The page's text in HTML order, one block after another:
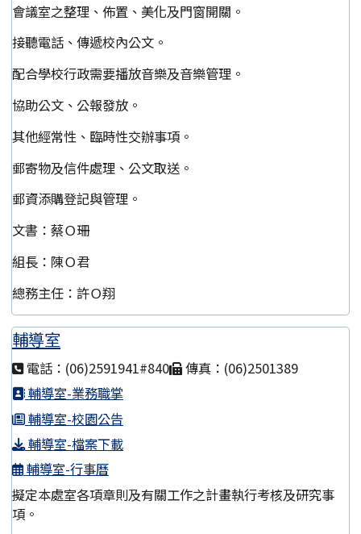
會議室之整理、佈置、美化及門窗開關。
接聽電話、傳遞校內公文。
配合學校行政需要播放音樂及音樂管理。
協助公文、公報發放。
其他經常性、臨時性交辦事項。
郵寄物及信件處理、公文取送。
郵資添購登記與管理。
文書：蔡Ｏ珊
組長：陳Ｏ君
總務主任：許Ｏ翔
輔導室
電話：(06)2591941#840
傳真：(06)2501389
輔導室-業務職掌
輔導室-校園公告
輔導室-檔案下載
輔導室-行事曆
擬定本處室各項章則及有關工作之計畫執行考核及研究事
項。